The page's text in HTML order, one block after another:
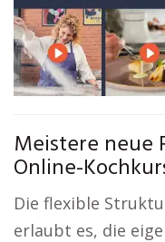
Meistere neue
Online-
Die flexible
erlaubt es, die